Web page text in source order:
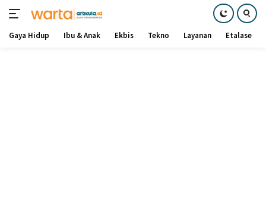
Gaya Hidup Ibu & Anak Ekbis Tekno Layanan Etalase